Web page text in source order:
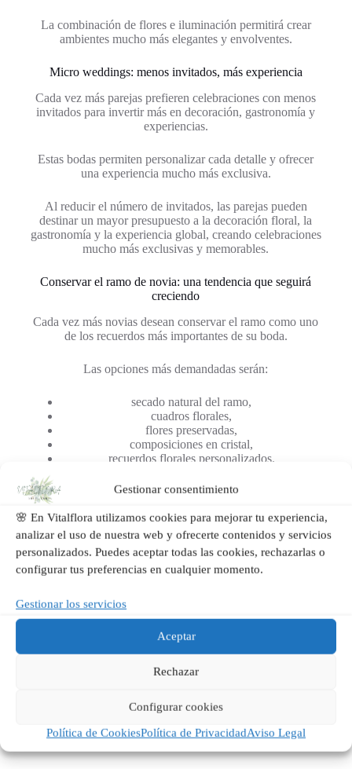
Gestionar consentimiento
🌸 En Vitalflora utilizamos cookies para mejorar tu experiencia,
analizar el uso de nuestra web y ofrecerte contenidos y servicios
personalizados. Puedes aceptar todas las cookies, rechazarlas o
configurar tus preferencias en cualquier momento.
Gestionar los servicios
Aceptar
Rechazar
Configurar cookies
Política de CookiesPolítica de PrivacidadAviso Legal
La combinación de flores e iluminación permitirá crear
ambientes mucho más elegantes y envolventes.
Micro weddings: menos invitados, más experiencia
Cada vez más parejas prefieren celebraciones con menos
invitados para invertir más en decoración, gastronomía y
experiencias.
Estas bodas permiten personalizar cada detalle y ofrecer
una experiencia mucho más exclusiva.
Al reducir el número de invitados, las parejas pueden
destinar un mayor presupuesto a la decoración floral, la
gastronomía y la experiencia global, creando celebraciones
mucho más exclusivas y memorables.
Conservar el ramo de novia: una tendencia que seguirá
creciendo
Cada vez más novias desean conservar el ramo como uno
de los recuerdos más importantes de su boda.
Las opciones más demandadas serán:
secado natural del ramo,
cuadros florales,
flores preservadas,
composiciones en cristal,
recuerdos florales personalizados.
Una forma de mantener viva la emoción del gran día
En Vitalflora también ofrecemos el servicio de secado y
conservación del ramo de novia para transformarlo en un
recuerdo único que perdure durante años.
¿Por qué confiar en Vitalflora para vuestra boda?
bodas en Valencia y llevamos más de 40 años diseñando
proyectos completamente personalizados para fincas,
masías, jardines y espacios exclusivos de toda la provincia.
Cada boda comienza escuchando vuestra historia para
crear una decoración completamente personalizada que
refleje vuestra personalidad, vuestro estilo y la esencia de